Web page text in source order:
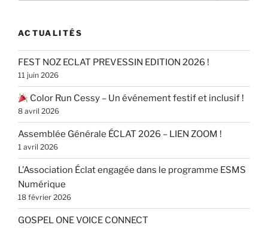
ACTUALITÉS
FEST NOZ ECLAT PREVESSIN EDITION 2026 !
11 juin 2026
Color Run Cessy – Un événement festif et inclusif !
8 avril 2026
Assemblée Générale ÉCLAT 2026 – LIEN ZOOM !
1 avril 2026
L’Association Éclat engagée dans le programme ESMS
Numérique
18 février 2026
GOSPEL ONE VOICE CONNECT